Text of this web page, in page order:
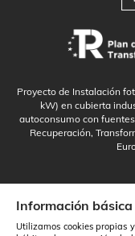
Proyecto de Instalación
kW) en cubierta
autoconsumo con
Recuperación,
Información básica
Utilizamos cookies propias